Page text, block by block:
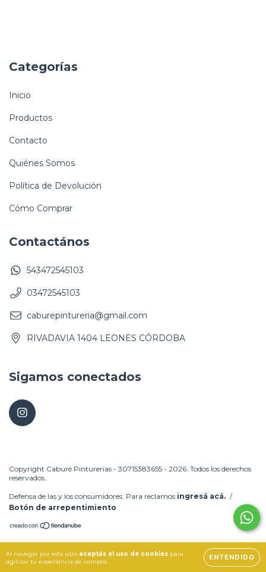
Al navegar por este sitio aceptás el uso de cookies para
agilizar tu experiencia de compra.
ENTENDIDO
Categorías
Inicio
Productos
Contacto
Quiénes Somos
Política de Devolución
Cómo Comprar
Contactános
543472545103
03472545103
caburepintureria@gmail.com
RIVADAVIA 1404 LEONES CÓRDOBA
Sigamos conectados
Copyright Caburé Pinturerias - 30715383655 - 2026. Todos los derechos
reservados.
Defensa de las y los consumidores. Para reclamos ingresá acá. /
Botón de arrepentimiento